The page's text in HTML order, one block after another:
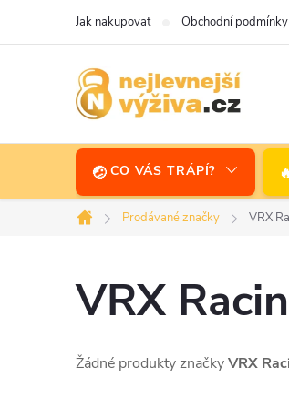
Jak nakupovat Obchodní podmínky
CO VÁS TRÁPÍ?
Domů
Prodávané značky VRX
VRX
Žádné produkty značkyVRX